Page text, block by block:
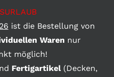
ist die Bestellung von
Waren nur
möglich!
Fertigartikel(Decken,